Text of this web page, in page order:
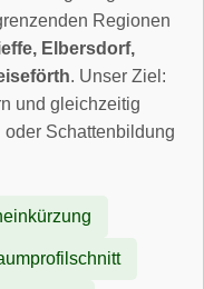
Regionen
Elbersdorf,
. Unser Ziel:
und gleichzeitig
Schattenbildung